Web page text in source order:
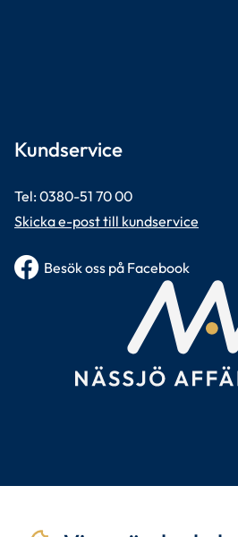
Kundservice
Tel: 0380-51 70 00
Skicka e-post till kundservice
Besök oss på Facebook
Tillsammans